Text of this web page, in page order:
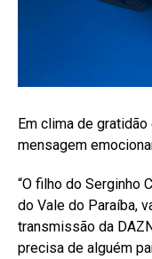
Em clima de
mensagem
“O filho do Serginho
do Vale do Paraíba,
transmissão da
precisa de alguém